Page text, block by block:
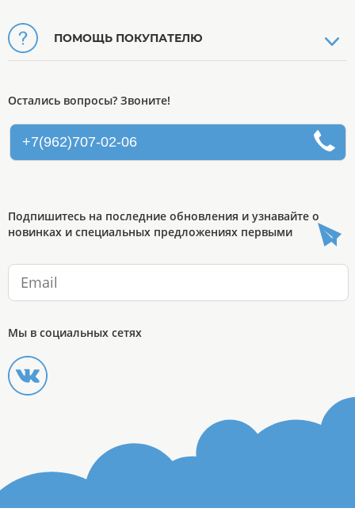
ПОМОЩЬ ПОКУПАТЕЛЮ
Остались вопросы? Звоните!
+7(962)707-02-06
Подпишитесь на последние обновления и узнавайте о
новинках и специальных предложениях первыми
Мы в социальных сетях